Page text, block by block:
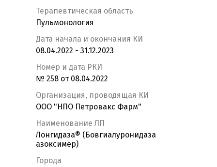
Терапевтическая область
Пульмонология
Дата начала и окончания КИ
08.04.2022 - 31.12.2023
Номер и дата РКИ
№ 258 от 08.04.2022
Организация, проводящая КИ
ООО "НПО Петровакс Фарм"
Наименование ЛП
Лонгидаза® (Бовгиалуронидаза
азоксимер)
Города